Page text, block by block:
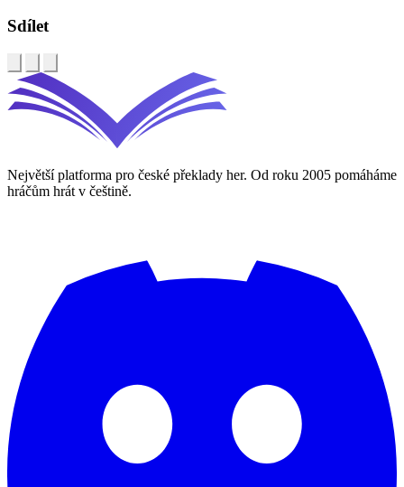
Sdílet
Největší platforma pro české překlady her. Od roku 2005 pomáháme
hráčům hrát v češtině.